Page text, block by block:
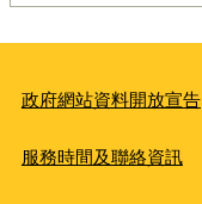
政府網站資料開放宣告
服務時間及聯絡資訊